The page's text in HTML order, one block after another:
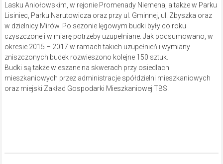
Lasku Aniołowskim, w rejonie Promenady Niemena, a także w Parku
Lisiniec, Parku Narutowicza oraz przy ul. Gminnej, ul. Zbyszka oraz
w dzielnicy Mirów. Po sezonie lęgowym budki były co roku
czyszczone i w miarę potrzeby uzupełniane. Jak podsumowano, w
okresie 2015 – 2017 w ramach takich uzupełnień i wymiany
zniszczonych budek rozwieszono kolejne 150 sztuk.
Budki są także wieszane na skwerach przy osiedlach
mieszkaniowych przez administracje spółdzielni mieszkaniowych
oraz miejski Zakład Gospodarki Mieszkaniowej TBS.